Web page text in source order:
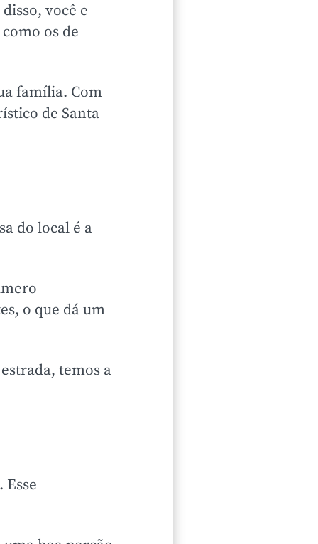
você e
os de
família. Com
de Santa
do local é a
o que dá um
temos a